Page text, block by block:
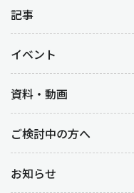
記事
イベント
資料・動画
ご検討中の方へ
お知らせ